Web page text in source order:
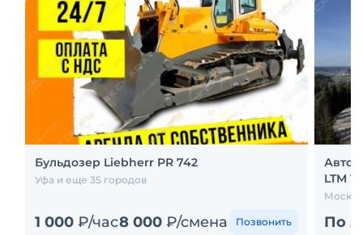
Бульдозер Liebherr PR 742
Уфа и еще 35 городов
1 000 ₽/час8 000₽/смена Позвонить
LTM
По